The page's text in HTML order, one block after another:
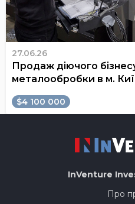
27.06.26
Продаж діючого
металообробки в м.
$4 100 000
InVenture
Про